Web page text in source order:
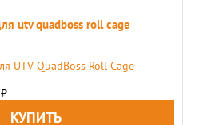
utv quadboss roll cage
UTV QuadBoss Roll Cage
₽